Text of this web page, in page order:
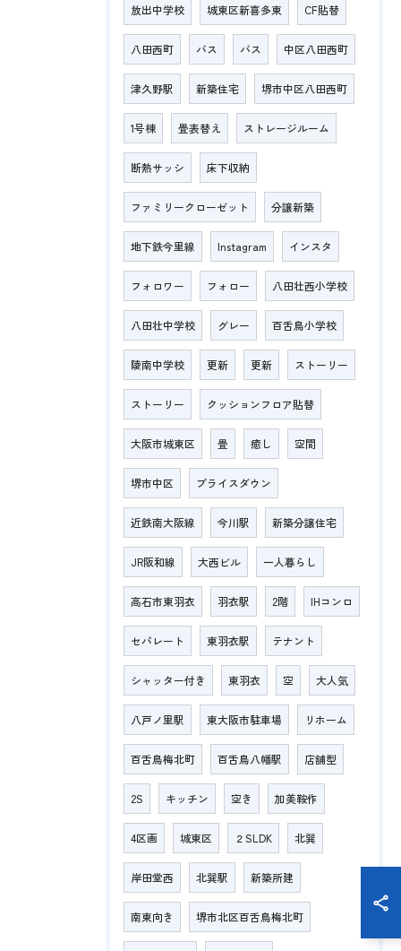
放出中学校 城東区新喜多東 CF貼替
八田西町 バス バス 中区八田西町
津久野駅 新築住宅 堺市中区八田西町
1号棟 畳表替え ストレージルーム
断熱サッシ 床下収納
ファミリークローゼット 分譲新築
地下鉄今里線 Instagram インスタ
フォロワー フォロー 八田壮西小学校
八田壮中学校 グレー 百舌鳥小学校
陵南中学校 更新 更新 ストーリー
ストーリー クッションフロア貼替
大阪市城東区 畳 癒し 空間
堺市中区 プライスダウン
近鉄南大阪線 今川駅 新築分譲住宅
JR阪和線 大西ビル 一人暮らし
高石市東羽衣 羽衣駅 2階 IHコンロ
セパレート 東羽衣駅 テナント
シャッター付き 東羽衣 空 大人気
八戸ノ里駅 東大阪市駐車場 リホーム
百舌鳥梅北町 百舌鳥八幡駅 店舗型
2S キッチン 空き 加美鞍作
4区画 城東区 ２SLDK 北巽
岸田堂西 北巽駅 新築所建
南東向き 堺市北区百舌鳥梅北町